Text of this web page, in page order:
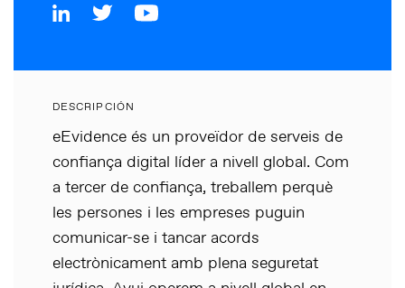
DESCRIPCIÓN
eEvidence és un proveïdor de serveis de
confiança digital líder a nivell global. Com
a tercer de confiança, treballem perquè
les persones i les empreses puguin
comunicar-se i tancar acords
electrònicament amb plena seguretat